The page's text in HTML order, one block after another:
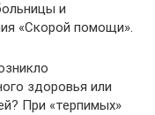
и
«Скорой помощи».
здоровья или
При «терпимых»